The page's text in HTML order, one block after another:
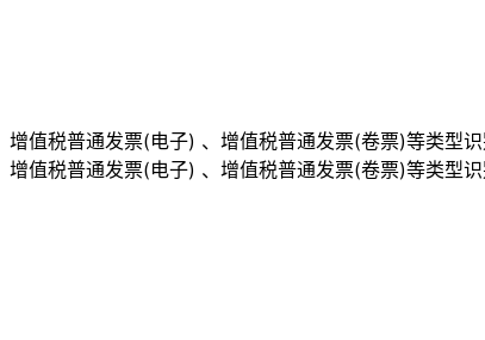
值税普通发票(电子) 、增值税普通发票(卷票)等类型
值税普通发票(电子) 、增值税普通发票(卷票)等类型